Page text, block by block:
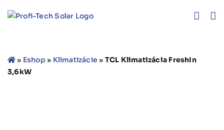
» Eshop » Klimatizácie » TCL Klimatizácia FreshIn
3,6kW